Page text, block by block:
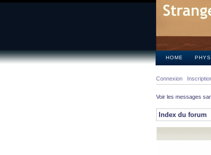
HOME
Connexion
Voir les messages
Index du forum